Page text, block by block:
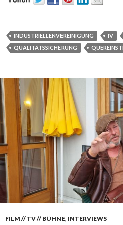
INDUSTRIELLENVEREINIGUNG IV
QUALITÄTSSICHERUNG
FILM // TV // BÜHNE, INTERVIEWS